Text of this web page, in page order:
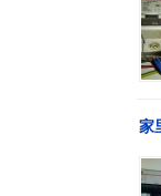
家